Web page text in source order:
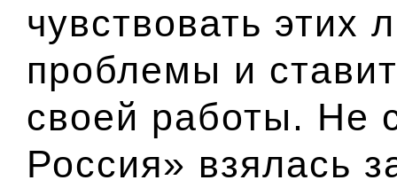
чувствовать этих
проблемы и
своей работы. Не
Россия» взялась